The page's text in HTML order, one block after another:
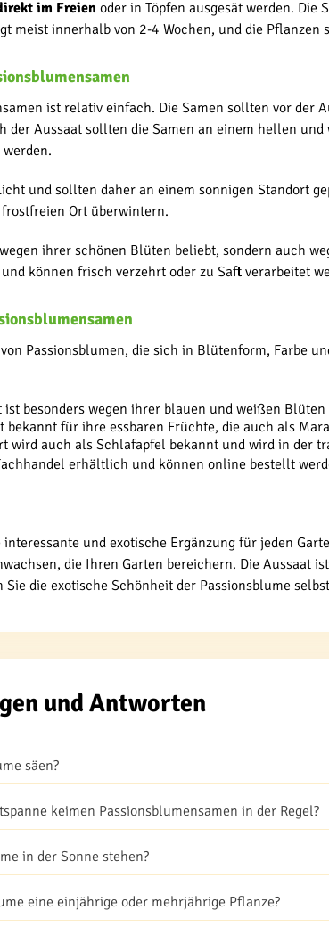
im Freien oder in Töpfen ausgesät werden.
meist innerhalb von 2-4 Wochen, und die
ist relativ einfach. Die Samen sollten vor der
der Aussaat sollten die Samen an einem hellen
und sollten daher an einem sonnigen Standort
Ort überwintern.
ihrer schönen Blüten beliebt, sondern auch
können frisch verzehrt oder zu Saft verarbeitet
Passionsblumen, die sich in Blütenform, Farbe
ist besonders wegen ihrer blauen und weißen
bekannt für ihre essbaren Früchte, die auch als
wird auch als Schlafapfel bekannt und wird in der
erhältlich und können online bestellt
interessante und exotische Ergänzung für jeden
die Ihren Garten bereichern. Die Aussaat
Sie die exotische Schönheit der Passionsblume
und Antworten
säen?
keimen Passionsblumensamen in der Regel?
in der Sonne stehen?
eine einjährige oder mehrjährige Pflanze?